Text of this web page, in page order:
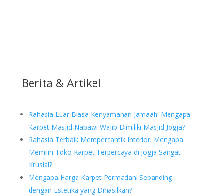
Berita & Artikel
Rahasia Luar Biasa Kenyamanan Jamaah: Mengapa
Karpet Masjid Nabawi Wajib Dimiliki Masjid Jogja?
Rahasia Terbaik Mempercantik Interior: Mengapa
Memilih Toko Karpet Terpercaya di Jogja Sangat
Krusial?
Mengapa Harga Karpet Permadani Sebanding
dengan Estetika yang Dihasilkan?